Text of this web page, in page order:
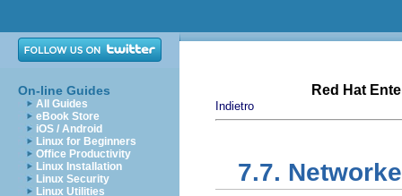
On-line Guides
All Guides
eBook Store
iOS / Android
Linux for Beginners
Office Productivity
Linux Installation
Linux Security
Linux Utilities
Red Hat
Indietro
7.7.